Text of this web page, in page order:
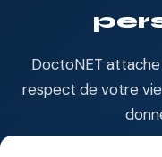
DoctoNET
respect de votre